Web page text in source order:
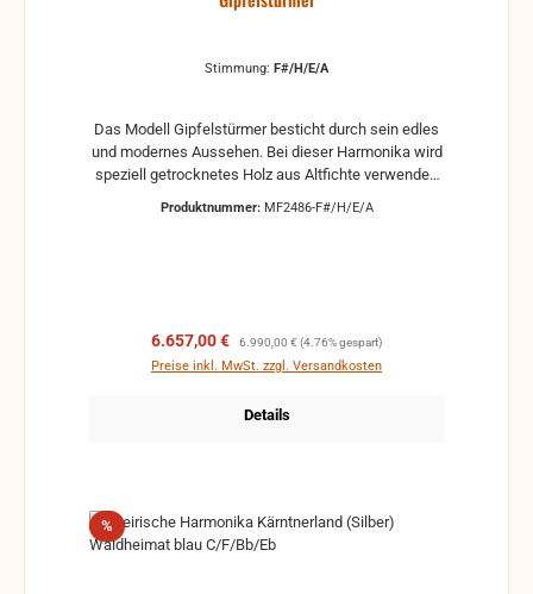
Stimmung: F#/H/E/A
Das Modell Gipfelstürmer besticht durch sein edles
und modernes Aussehen. Bei dieser Harmonika wird
speziell getrocknetes Holz aus Altfichte verwendet.
Eigenstruktur perfekt herausgearbeitet und jedes
garantieren ausgezeichnete Klangqualität. Höchsten
Spielkomfort versprechen die dunklen
Echtholzknöpfe am Diskant und Bass sowie zwei
ohne Aufpreis.
Produktnummer: MF2486-F#/H/E/A
Verkaufspreis:
6.657,00 € Regulärer Preis:
6.990,00 € (4.76% gespart)
Preise inkl. MwSt. zzgl. Versandkosten
Details
%Rabatt